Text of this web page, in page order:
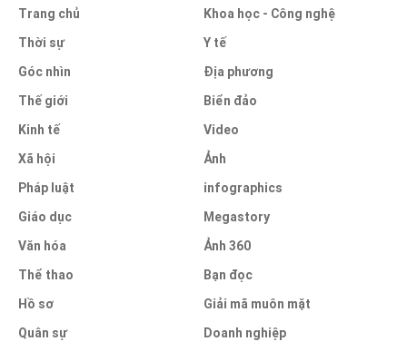
Trang chủ
Thời sự
Góc nhìn
Thế giới
Kinh tế
Xã hội
Pháp luật
Giáo dục
Văn hóa
Thể thao
Hồ sơ
Quân sự
Khoa học - Công nghệ
Y tế
Địa phương
Biển đảo
Video
Ảnh
infographics
Megastory
Ảnh 360
Bạn đọc
Giải mã muôn mặt
Doanh nghiệp